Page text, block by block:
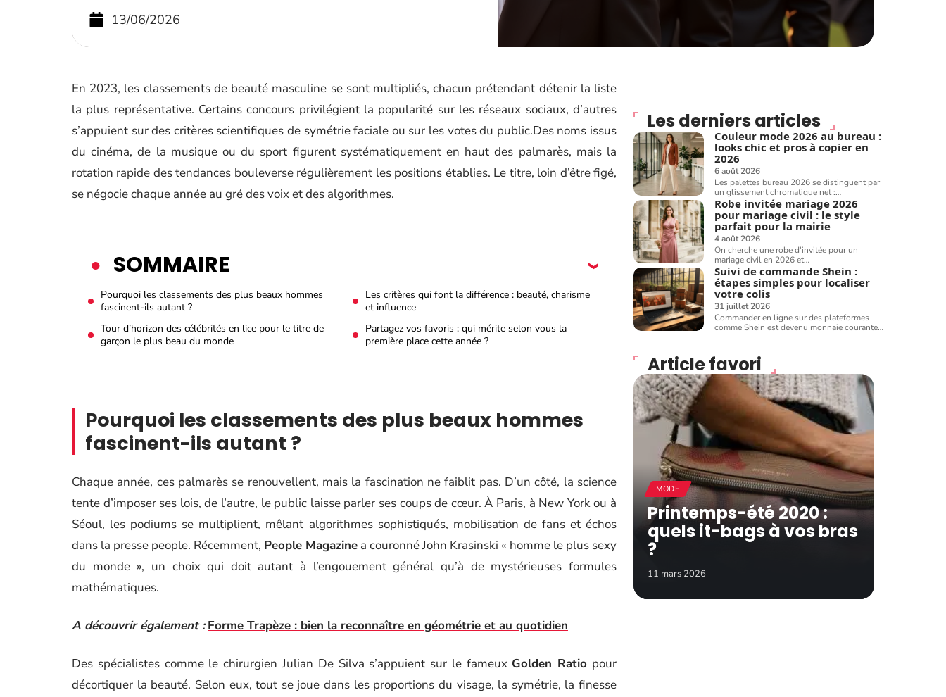
13/06/2026
En 2023, les classements de beauté masculine se sont multipliés, chacun prétendant détenir la liste
la plus représentative. Certains concours privilégient la popularité sur les réseaux sociaux, d’autres
s’appuient sur des critères scientifiques de symétrie faciale ou sur les votes du public.Des noms issus
du cinéma, de la musique ou du sport figurent systématiquement en haut des palmarès, mais la
rotation rapide des tendances bouleverse régulièrement les positions établies. Le titre, loin d’être figé,
se négocie chaque année au gré des voix et des algorithmes.
SOMMAIRE
Pourquoi les classements des plus beaux hommes
fascinent-ils autant ?
Les critères qui font la différence : beauté, charisme
et influence
Tour d’horizon des célébrités en lice pour le titre de
garçon le plus beau du monde
Partagez vos favoris : qui mérite selon vous la
première place cette année ?
Pourquoi les classements des plus beaux hommes
fascinent-ils autant ?
Chaque année, ces palmarès se renouvellent, mais la fascination ne faiblit pas. D’un côté, la science
tente d’imposer ses lois, de l’autre, le public laisse parler ses coups de cœur. À Paris, à New York ou à
Séoul, les podiums se multiplient, mêlant algorithmes sophistiqués, mobilisation de fans et échos
dans la presse people. Récemment, People Magazine a couronné John Krasinski « homme le plus sexy
du monde », un choix qui doit autant à l’engouement général qu’à de mystérieuses formules
mathématiques.
A découvrir également : Forme Trapèze : bien la reconnaître en géométrie et au quotidien
Des spécialistes comme le chirurgien Julian De Silva s’appuient sur le fameux Golden Ratio pour
décortiquer la beauté. Selon eux, tout se joue dans les proportions du visage, la symétrie, la finesse
Les derniers articles
Couleur mode 2026 au bureau :
looks chic et pros à copier en
2026
6 août 2026
Les palettes bureau 2026 se distinguent par
un glissement chromatique net :…
Robe invitée mariage 2026
pour mariage civil : le style
parfait pour la mairie
4 août 2026
On cherche une robe d'invitée pour un
mariage civil en 2026 et…
Suivi de commande Shein :
étapes simples pour localiser
votre colis
31 juillet 2026
Commander en ligne sur des plateformes
comme Shein est devenu monnaie courante…
Article favori
MODE
Printemps-été 2020 :
quels it-bags à vos bras
?
11 mars 2026